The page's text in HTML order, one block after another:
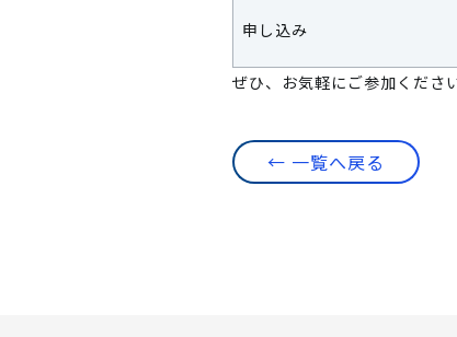
申し込み
ぜひ、お気軽にご参加くださ
← 一覧へ戻る